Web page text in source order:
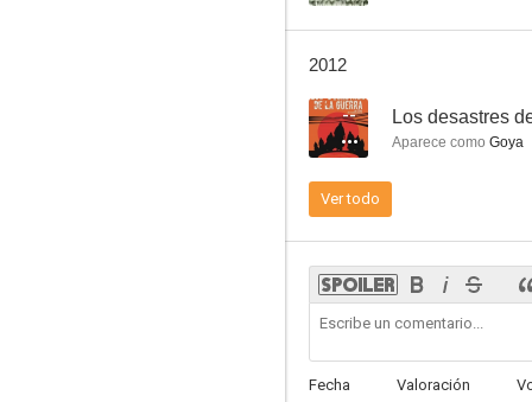
2012
-- Los desastres
Aparece como Goya
Ver todo
Fecha Valoración